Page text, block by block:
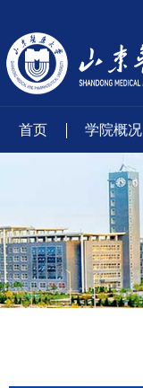
首页 学院概况